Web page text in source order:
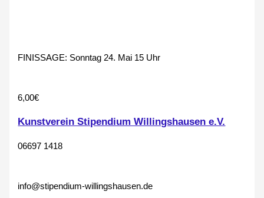
FINISSAGE: Sonntag 24. Mai 15 Uhr
6,00€
Kunstverein Stipendium Willingshausen e.V.
06697 1418
info@stipendium-willingshausen.de